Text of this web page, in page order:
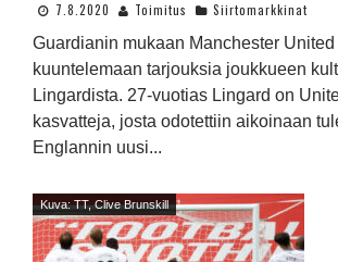
7.8.2020 Toimitus Siirtomarkkinat
Guardianin mukaan Manchester
kuuntelemaan tarjouksia joukkueen
Lingardista. 27-vuotias Lingard on
kasvatteja, josta odotettiin aikoinaan
Englannin uusi...
Kuva: TT, Clive Brunskill